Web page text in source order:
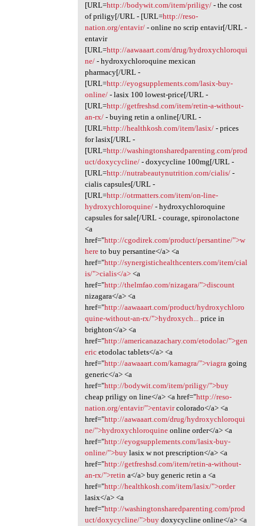
[URL=http://bodywit.com/item/priligy/- the cost
of priligy[/URL - [URL=http://reso-
nation.org/entavir/- online no scrip entavir[/URL -
entavir
[URL=http://aawaaart.com/drug/hydroxychloroqui
ne/- hydroxychloroquine mexican
pharmacy[/URL -
[URL=http://eyogsupplements.com/lasix-buy-
online/- lasix 100 lowest-price[/URL -
[URL=http://getfreshsd.com/item/retin-a-without-
an-rx/- buying retin a online[/URL -
[URL=http://healthkosh.com/item/lasix/- prices
for lasix[/URL -
[URL=http://washingtonsharedparenting.com/prod
uct/doxycycline/- doxycycline 100mg[/URL -
[URL=http://nutrabeautynutrition.com/cialis/-
cialis capsules[/URL -
[URL=http://otrmatters.com/item/on-line-
hydroxychloroquine/- hydroxychloroquine
capsules for sale[/URL - courage, spironolactone
<a
href="http://cgodirek.com/product/persantine/">w
hereto buy persantine</a> <a
href="http://synergistichealthcenters.com/item/cial
is/">cialis</a><a
href="http://thelmfao.com/nizagara/">discount
nizagara</a> <a
href="http://aawaaart.com/product/hydroxychloro
quine-without-an-rx/">hydroxych...price in
brighton</a> <a
href="http://americanazachary.com/etodolac/">gen
ericetodolac tablets</a> <a
href="http://aawaaart.com/kamagra/">viagragoing
generic</a> <a
href="http://bodywit.com/item/priligy/">buy
cheap priligy on line</a> <a href="http://reso-
nation.org/entavir/">entavircolorado</a> <a
href="http://aawaaart.com/drug/hydroxychloroqui
ne/">hydroxychloroquineonline order</a> <a
href="http://eyogsupplements.com/lasix-buy-
online/">buylasix w not prescription</a> <a
href="http://getfreshsd.com/item/retin-a-without-
an-rx/">retin a</a> buy generic retin a <a
href="http://healthkosh.com/item/lasix/">order
lasix</a> <a
href="http://washingtonsharedparenting.com/prod
uct/doxycycline/">buydoxycycline online</a> <a